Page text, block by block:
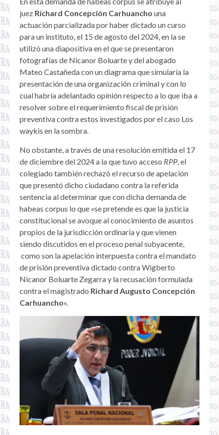
juez Richard Concepción Carhuancho una
actuación parcializada por haber dictado un curso
para un instituto, el 15 de agosto del 2024, en la se
utilizó una diapositiva en el que se presentaron
fotografías de Nicanor Boluarte y del abogado
Mateo Castañeda con un diagrama que simularía la
presentación de una organización criminal y con lo
cual habría adelantado opinión respecto a lo que iba a
resolver sobre el requerimiento fiscal de prisión
preventiva contra estos investigados por el caso Los
waykis en la sombra.
No obstante, a través de una resolución emitida el 17
de diciembre del 2024 a la que tuvo acceso RPP, el
colegiado también rechazó el recurso de apelación
que presentó dicho ciudadano contra la referida
sentencia al determinar que con dicha demanda de
habeas corpus lo que «se pretende es que la justicia
constitucional se avoque al conocimiento de asuntos
propios de la jurisdicción ordinaria y que vienen
siendo discutidos en el proceso penal subyacente,
como son la apelación interpuesta contra el mandato
de prisión preventiva dictado contra Wigberto
Nicanor Boluarte Zegarra y la recusación formulada
contra el magistrado Richard Augusto Concepción
Carhuancho«.